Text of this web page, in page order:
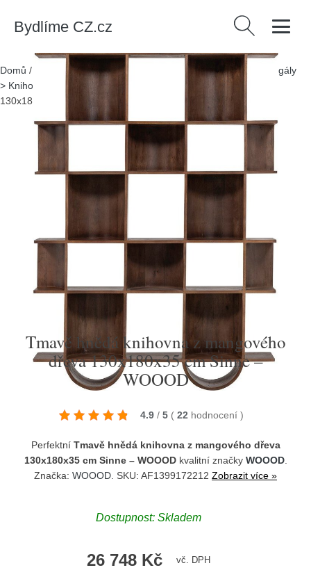
Bydlíme CZ.cz Vyhledávání
Domů / Produkty/> Nábytek > Úložné prostory > Knihovny a regály
> Knihovny
Tmavě hnědá knihovna z mangového dřeva
130x180x35 cm Sinne – WOOOD
Tmavě hnědá knihovna z mangového
dřeva 130x180x35 cm Sinne –
WOOOD
4.9 / 5 ( 22 hodnocení )
Perfektní Tmavě hnědá knihovna z mangového dřeva
130x180x35 cm Sinne – WOOODkvalitní značky WOOOD.
Značka: WOOOD . SKU: AF1399172212 Zobrazit více »
Dostupnost: Skladem
26 748 Kč vč. DPH